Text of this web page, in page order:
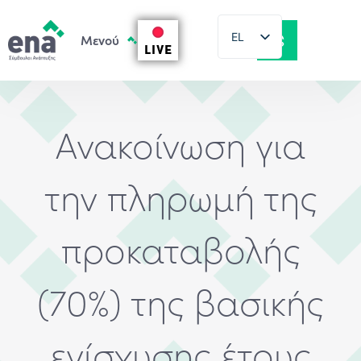
LIVE
EL
EN
Ανακοίνωση για
την πληρωμή της
προκαταβολής
(70%) της βασικής